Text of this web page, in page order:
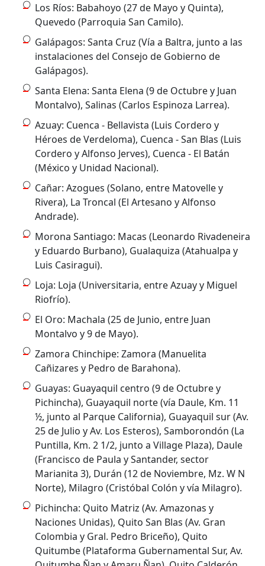
Los Ríos: Babahoyo (27 de Mayo y Quinta),
Quevedo (Parroquia San Camilo).
Galápagos: Santa Cruz (Vía a Baltra, junto a las
instalaciones del Consejo de Gobierno de
Galápagos).
Santa Elena: Santa Elena (9 de Octubre y Juan
Montalvo), Salinas (Carlos Espinoza Larrea).
Azuay: Cuenca - Bellavista (Luis Cordero y
Héroes de Verdeloma), Cuenca - San Blas (Luis
Cordero y Alfonso Jerves), Cuenca - El Batán
(México y Unidad Nacional).
Cañar: Azogues (Solano, entre Matovelle y
Rivera), La Troncal (El Artesano y Alfonso
Andrade).
Morona Santiago: Macas (Leonardo Rivadeneira
y Eduardo Burbano), Gualaquiza (Atahualpa y
Luis Casiragui).
Loja: Loja (Universitaria, entre Azuay y Miguel
Riofrío).
El Oro: Machala (25 de Junio, entre Juan
Montalvo y 9 de Mayo).
Zamora Chinchipe: Zamora (Manuelita
Cañizares y Pedro de Barahona).
Guayas: Guayaquil centro (9 de Octubre y
Pichincha), Guayaquil norte (vía Daule, Km. 11
½, junto al Parque California), Guayaquil sur (Av.
25 de Julio y Av. Los Esteros), Samborondón (La
Puntilla, Km. 2 1/2, junto a Village Plaza), Daule
(Francisco de Paula y Santander, sector
Marianita 3), Durán (12 de Noviembre, Mz. W N
Norte), Milagro (Cristóbal Colón y vía Milagro).
Pichincha: Quito Matriz (Av. Amazonas y
Naciones Unidas), Quito San Blas (Av. Gran
Colombia y Gral. Pedro Briceño), Quito
Quitumbe (Plataforma Gubernamental Sur, Av.